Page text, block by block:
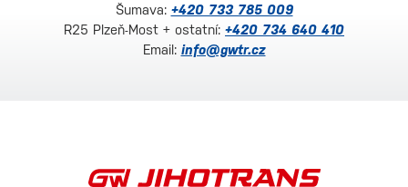
Šumava: +420 733 785 009
R25 Plzeň-Most + ostatní: +420 734 640 410
Email: info@gwtr.cz